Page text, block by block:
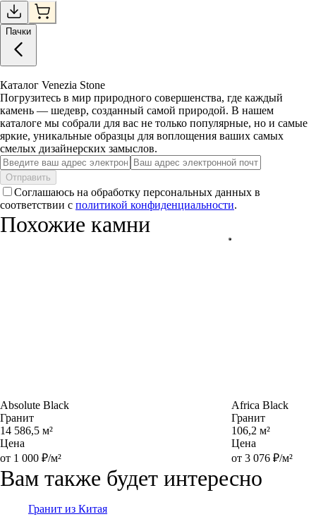
Пачки
Каталог Venezia Stone
Погрузитесь в мир природного совершенства, где каждый
камень — шедевр, созданный самой природой. В нашем
каталоге мы собрали для вас не только популярные, но и самые
яркие, уникальные образцы для воплощения ваших самых
смелых дизайнерских замыслов.
Отправить
Соглашаюсь на обработку персональных данных в
соответствии с политикой конфиденциальности.
Похожие камни
Absolute Black
Гранит
14 586,5 м²
Цена
от 1 000 ₽/м²
Africa Black
Гранит
106,2 м²
Цена
от 3 076 ₽/м²
Вам также будет интересно
Гранит из Китая